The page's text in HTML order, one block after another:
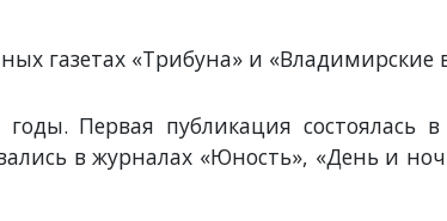
газетах «Трибуна» и «Владимирские
Первая публикация состоялась в
в журналах «Юность», «День и